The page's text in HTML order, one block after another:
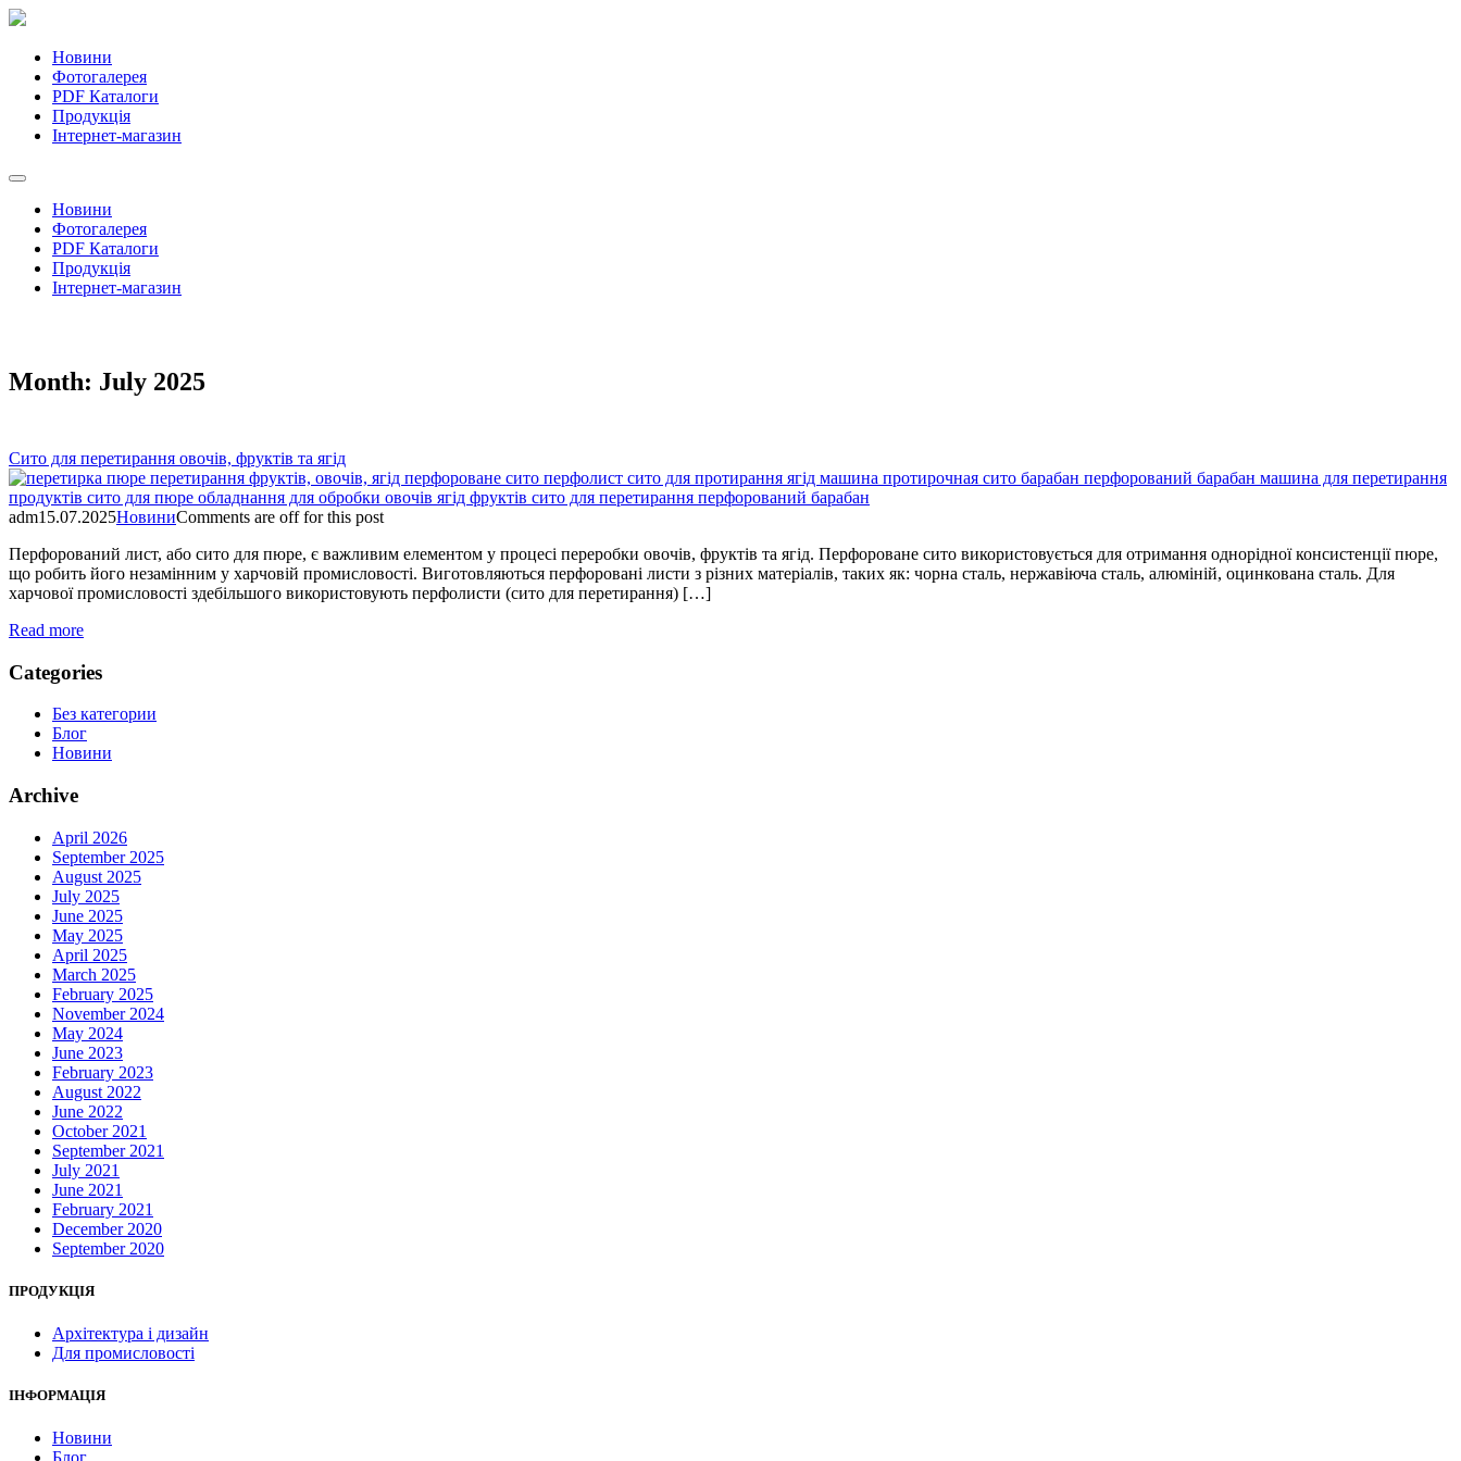
Новини
Фотогалерея
PDF Каталоги
Продукція
Інтернет-магазин
Новини
Фотогалерея
PDF Каталоги
Продукція
Інтернет-магазин
Month: July 2025
Сито для перетирання овочів, фруктів та ягід
adm15.07.2025НовиниComments are off for this post
Перфорований лист, або сито для пюре, є важливим елементом у процесі переробки овочів, фруктів та ягід. Перфороване сито використовується для отримання однорідної консистенції пюре,
що робить його незамінним у харчовій промисловості. Виготовляються перфоровані листи з різних матеріалів, таких як: чорна сталь, нержавіюча сталь, алюміній, оцинкована сталь. Для
харчової промисловості здебільшого використовують перфолисти (сито для перетирання) […]
Read more
Categories
Без категории
Блог
Новини
Archive
April 2026
September 2025
August 2025
July 2025
June 2025
May 2025
April 2025
March 2025
February 2025
November 2024
May 2024
June 2023
February 2023
August 2022
June 2022
October 2021
September 2021
July 2021
June 2021
February 2021
December 2020
September 2020
ПРОДУКЦІЯ
Архітектура і дизайн
Для промисловості
ІНФОРМАЦІЯ
Новини